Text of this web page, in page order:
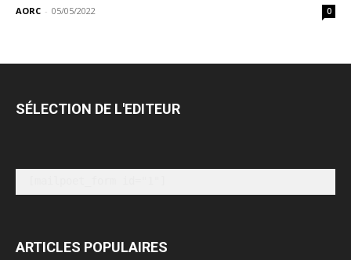
AORC - 05/05/2022 0
SÉLECTION DE L'EDITEUR
ARTICLES POPULAIRES